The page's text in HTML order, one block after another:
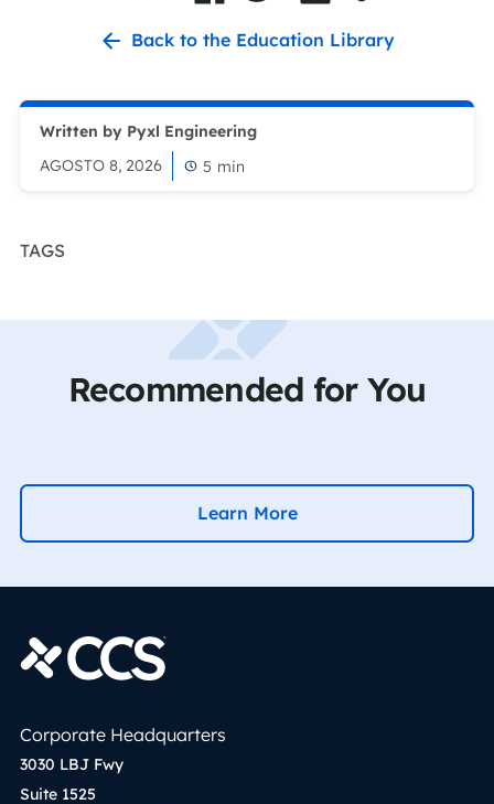
Back to the Education Library
Written by Pyxl Engineering
AGOSTO 8, 2026
5 min
TAGS
Recommended for You
Learn More
Corporate Headquarters
3030 LBJ Fwy
Suite 1525